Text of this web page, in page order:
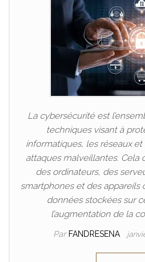
La cybersécurité est
techniques visant à
informatiques, les réseaux
attaques malveillantes. Cela
des ordinateurs, des
smartphones et des appareils
données stockées sur
l’augmentation de la
Par FANDRESENA